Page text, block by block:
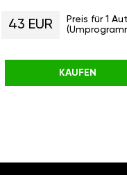
43 EUR
Preis für 1
KAUFEN